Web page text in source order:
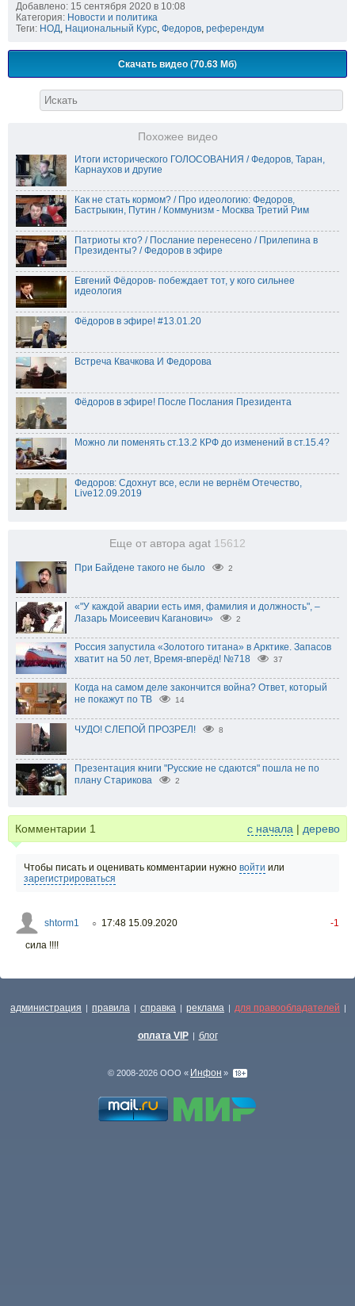
Добавлено: 15 сентября 2020 в 10:08
Категория: Новости и политика
Теги: НОД, Национальный Курс, Федоров, референдум
Скачать видео (70.63 Мб)
Похожее видео
Итоги исторического ГОЛОСОВАНИЯ / Федоров, Таран,
Карнаухов и другие
Как не стать кормом? / Про идеологию: Федоров,
Бастрыкин, Путин / Коммунизм - Москва Третий Рим
Патриоты кто? / Послание перенесено / Прилепина в
Президенты? / Федоров в эфире
Евгений Фёдоров- побеждает тот, у кого сильнее
идеология
Фёдоров в эфире! #13.01.20
Встреча Квачкова И Федорова
Фёдоров в эфире! После Послания Президента
Можно ли поменять ст.13.2 КРФ до изменений в ст.15.4?
Федоров: Сдохнут все, если не вернём Отечество,
Live12.09.2019
Еще от автора agat 15612
При Байдене такого не было 2
«"У каждой аварии есть имя, фамилия и должность", –
Лазарь Моисеевич Каганович»
2
Россия запустила «Золотого титана» в Арктике. Запасов
хватит на 50 лет, Время-вперёд! №718
37
Когда на самом деле закончится война? Ответ, который
не покажут по ТВ
14
ЧУДО! СЛЕПОЙ ПРОЗРЕЛ! 8
Презентация книги "Русские не сдаются" пошла не по
плану Старикова
2
Комментарии 1 с начала | дерево
Чтобы писать и оценивать комментарии нужно войти или
зарегистрироваться
shtorm1 ○ 17:48 15.09.2020
-1
сила !!!!
администрация | правила | справка | реклама | для правообладателей |
оплата VIP | блог
© 2008-2026 ООО « Инфон »